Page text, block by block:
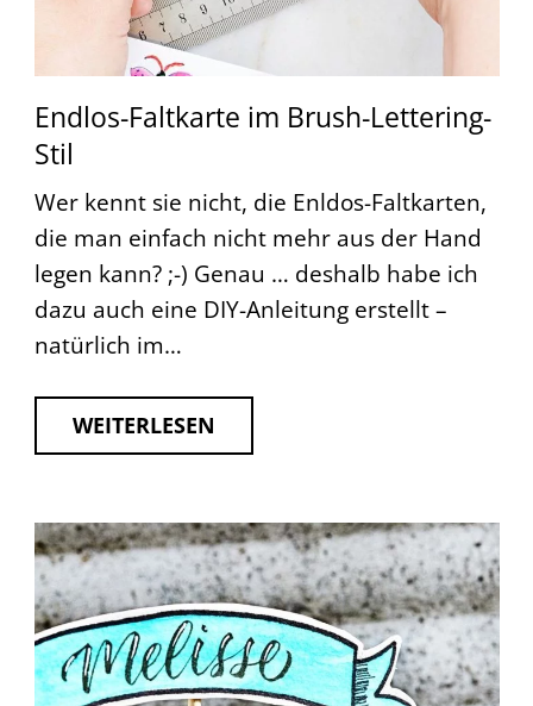
Endlos-Faltkarte im Brush-Lettering-
Stil
Wer kennt sie nicht, die Enldos-Faltkarten,
die man einfach nicht mehr aus der Hand
legen kann? ;-) Genau … deshalb habe ich
dazu auch eine DIY-Anleitung erstellt –
natürlich im…
WEITERLESEN